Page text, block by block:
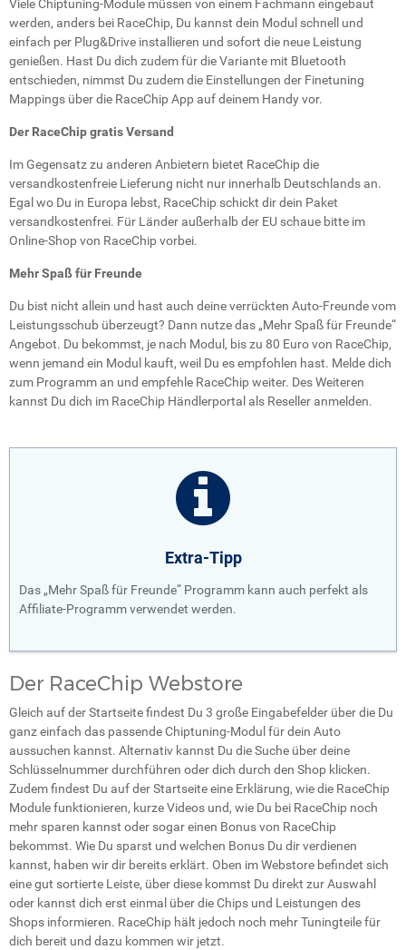
Viele Chiptuning-Module müssen von einem Fachmann eingebaut
werden, anders bei RaceChip, Du kannst dein Modul schnell und
einfach per Plug&Drive installieren und sofort die neue Leistung
genießen. Hast Du dich zudem für die Variante mit Bluetooth
entschieden, nimmst Du zudem die Einstellungen der Finetuning
Mappings über die RaceChip App auf deinem Handy vor.
Der RaceChip gratis Versand
Im Gegensatz zu anderen Anbietern bietet RaceChip die
versandkostenfreie Lieferung nicht nur innerhalb Deutschlands an.
Egal wo Du in Europa lebst, RaceChip schickt dir dein Paket
versandkostenfrei. Für Länder außerhalb der EU schaue bitte im
Online-Shop von RaceChip vorbei.
Mehr Spaß für Freunde
Du bist nicht allein und hast auch deine verrückten Auto-Freunde vom
Leistungsschub überzeugt? Dann nutze das „Mehr Spaß für Freunde“
Angebot. Du bekommst, je nach Modul, bis zu 80 Euro von RaceChip,
wenn jemand ein Modul kauft, weil Du es empfohlen hast. Melde dich
zum Programm an und empfehle RaceChip weiter. Des Weiteren
kannst Du dich im RaceChip Händlerportal als Reseller anmelden.
Extra-Tipp
Das „Mehr Spaß für Freunde“ Programm kann auch perfekt als
Affiliate-Programm verwendet werden.
Der RaceChip Webstore
Gleich auf der Startseite findest Du 3 große Eingabefelder über die Du
ganz einfach das passende Chiptuning-Modul für dein Auto
aussuchen kannst. Alternativ kannst Du die Suche über deine
Schlüsselnummer durchführen oder dich durch den Shop klicken.
Zudem findest Du auf der Startseite eine Erklärung, wie die RaceChip
Module funktionieren, kurze Videos und, wie Du bei RaceChip noch
mehr sparen kannst oder sogar einen Bonus von RaceChip
bekommst. Wie Du sparst und welchen Bonus Du dir verdienen
kannst, haben wir dir bereits erklärt. Oben im Webstore befindet sich
eine gut sortierte Leiste, über diese kommst Du direkt zur Auswahl
oder kannst dich erst einmal über die Chips und Leistungen des
Shops informieren. RaceChip hält jedoch noch mehr Tuningteile für
dich bereit und dazu kommen wir jetzt.